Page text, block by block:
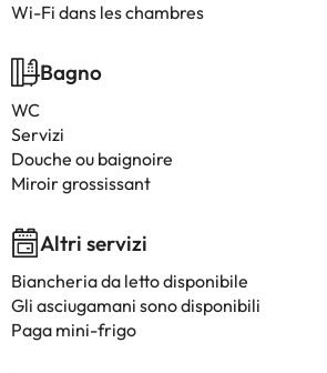
Wi-Fi dans les chambres
Bagno
WC
Servizi
Douche ou baignoire
Miroir grossissant
Altri servizi
Biancheria da letto disponibile
Gli asciugamani sono disponibili
Paga mini-frigo